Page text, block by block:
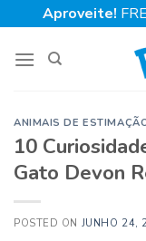
to
content
Aproveite!
ANIMAIS DE
10
Gato Devon
POSTED ON JUNHO 24,